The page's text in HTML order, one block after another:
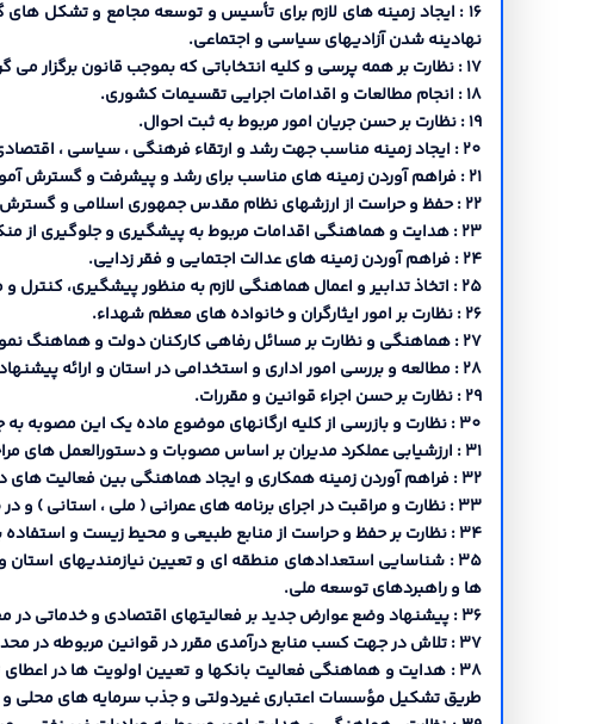
16 : ایجاد زمینه هاي لازم براي تأسیس و توسعه مجامع و تشکل
نهادینه شدن آزادیهاي سیاسی و اجتماعی.
17 : نظارت بر همه پرسی و کلیه انتخاباتی که بموجب قانون برگزار می گردد.
18 : انجام مطالعات و اقدامات اجرایی تقسیمات کشوري.
19 : نظارت بر حسن جریان امور مربوط به ثبت احوال.
20 : ایجاد زمینه مناسب جهت رشد و ارتقاء فرهنگی ، سیاسی ، اقتصادي و اجتماعی بانوان و ایجاد هماهنگی بین دستگاههاي ذیربط و نظارت بر فعالیت آنها.
21 : فراهم آوردن زمینه هاي مناسب براي رشد و پیشرفت و گسترش آموزش و پرورش، ورزش همگانی، بهداشت عمومی، آموزش عالی و تحقیقات.
22 : حفظ و حراست از ارزشهاي نظام مقدس جمهوري اسلامی و گسترش فرهنگ اصیل اسلامی.
23 : هدایت و هماهنگی اقدامات مربوط به پیشگیري و جلوگیري از منکرات و مفاسد اجتماعی.
24 : فراهم آوردن زمینه هاي عدالت اجتمایی و فقر زدایی.
25 : اتخاذ تدابیر و اعمال هماهنگی لازم به منظور پیشگیري، کنترل و مهار بحران هاي ناشی از حوادث و بلایاي طبیعی از قبیل سیل، زلزله و.. .
26 : نظارت بر امور ایثارگران و خانواده هاي معظم شهداء.
27 : هماهنگی و نظارت بر مسائل رفاهی کارکنان دولت و هماهنگ نمودن امور رفاهی آنان.
28 : مطالعه و بررسی امور اداري و استخدامی در استان و ارائه پیشنهادات لازم به سازمان امور اداري و استخدامی کشور و سایر مراجع ذیصلاح.
29 : نظارت بر حسن اجراء قوانین و مقررات.
30 : نظارت و بازرسی از کلیه ارگانهاي موضوع ماده یک این مصوبه به جز مواردي که به حکم قانون مستثنی شده باشد و همچنین مراقبت در رفتار و اعمال کلیه کارکنان ارگانهاي مذکور.
31 : ارزشیابی عملکرد مدیران بر اساس مصوبات و دستورالعمل هاي مراجع ذیصلاح.
32 : فراهم آوردن زمینه همکاري و ایجاد هماهنگی بین فعالیت هاي دستگاههاي دولتی، سازمانهاي محلی، نهادهاي انقلاب اسلامی، شوراهاي محلی در چهارچوب قوانین و مقررات مربوطه.
33 : نظارت و مراقبت در اجراي برنامه هاي عمرانی ( ملی ، استانی ) و در صورت لزوم دادن تذکر به مسئولین اجرائی و یا اعلام مراتب به سازمان و وزارتخانه مربوطه در جهت رفع نواقص احتمالی.
34 : نظارت بر حفظ و حراست از منابع طبیعی و محیط زیست و استفاده بهینه از منابع و امکانات بالقوه و موجود استان.
35 : شناسایی استعدادهاي منطقه اي و تعیین نیازمندیهاي
ها و راهبردهاي توسعه ملی.
36 : پیشنهاد وضع عوارض جدید بر فعالیتهاي اقتصادي و خدماتی در محدوده استان و شناسایی منابع جدید درآمدي و پیشنهاد آن به مراجع ذیربط در جهت اجراي برنامه هاي توسعه منطقه اي.
37 : تلاش در جهت کسب منابع درآمدي مقرر در قوانین مربوطه در محدوده استان و همکاري با دستگاههاي ملی ذیربط در این خصوص.
38 : هدایت و هماهنگی فعالیت بانکها و تعیین اولویت ها در
طریق تشکیل مؤسسات اعتباري غیردولتی و جذب سرمایه هاي محلی و